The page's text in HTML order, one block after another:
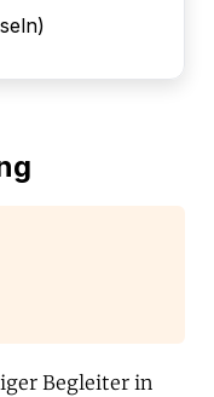
Begleiter in